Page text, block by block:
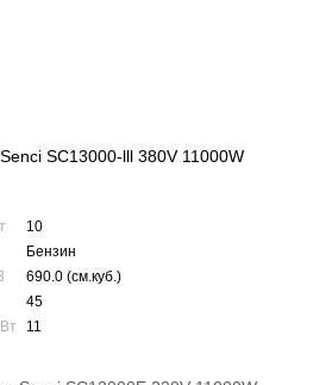
SC13000-lll 380V 11000W
10
Бензин
690.0 (см.куб.)
45
11